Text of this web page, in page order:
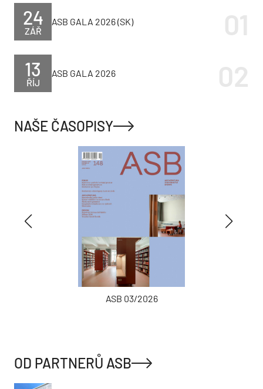
ZÁŘ
24 ASB GALA 2026 (SK)
ŘÍJ
13 ASB GALA 2026
NAŠE ČASOPISY
ASB 03/2026
OD PARTNERŮ ASB